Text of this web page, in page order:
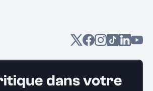
dans votre